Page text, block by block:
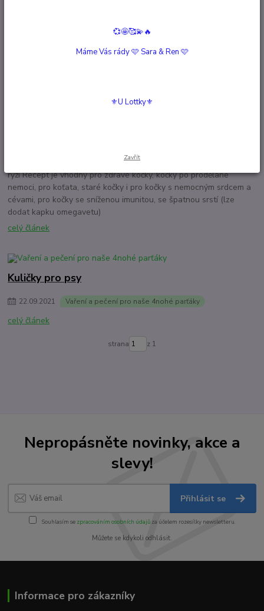
Recept je vhodný i pro snižování nadváhy a také pro starší zvířata.
A tady něco pro Kočičáky.... Pro obézní kočky lze pohanku nahradit
rýží Recept je vhodný pro zdravé kočky, kočky po prodělané
nemoci, pro koťata, staré kočky i pro kočky s nemocným srdcem a
cévami, pro kočky se sníženou imunitou, se špatnou srstí (lze
dodat kapku omegavetu)
celý článek
Kuličky pro psy
22.09.2021 Vaření a pečení pro naše 4nohé parťáky
celý článek
strana z 1
Nepropásněte novinky, akce a
slevy!
Přihlásit se
Souhlasím se zpracováním osobních údajůza účelem rozesílky newsletteru.
Můžete se kdykoli odhlásit.
Informace pro zákazníky
💞🤩🥰💫🔥
Máme Vás rády 🩷 Sara & Ren 🩷
⚜️U Lottky⚜️
Zavřít